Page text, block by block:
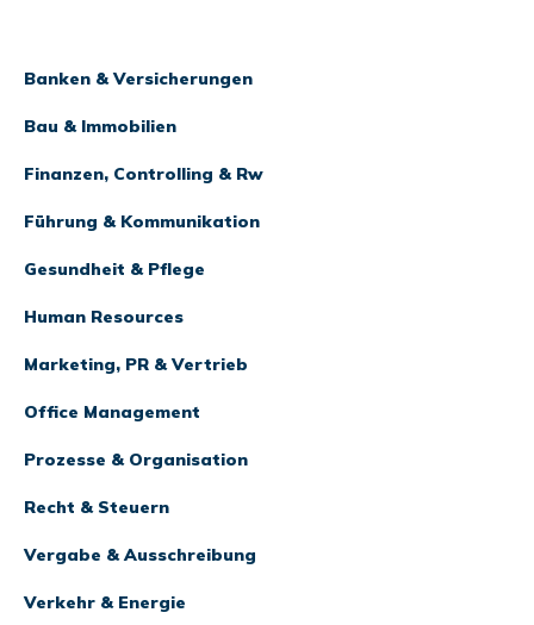
Banken & Versicherungen
Bau & Immobilien
Finanzen, Controlling & Rw
Führung & Kommunikation
Gesundheit & Pflege
Human Resources
Marketing, PR & Vertrieb
Office Management
Prozesse & Organisation
Recht & Steuern
Vergabe & Ausschreibung
Verkehr & Energie